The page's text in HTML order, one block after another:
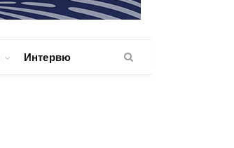
Интервю